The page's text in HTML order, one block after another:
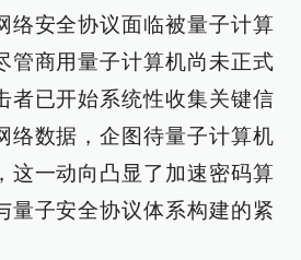
络安全协议面临被量子计算
管商用量子计算机尚未正式
者已开始系统性收集关键信
络数据，企图待量子计算机
这一动向凸显了加速密码算
量子安全协议体系构建的紧